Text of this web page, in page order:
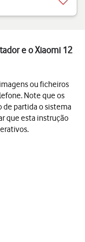
e o Xiaomi 12
ou ficheiros
Note que os
partida o sistema
que esta instrução